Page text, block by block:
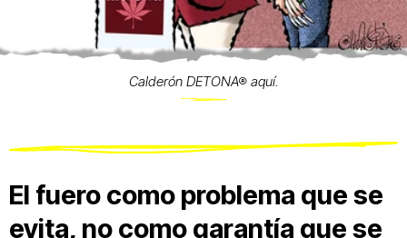
Calderón DETONA® aquí.
El fuero como problema que se
evita, no como garantía que se